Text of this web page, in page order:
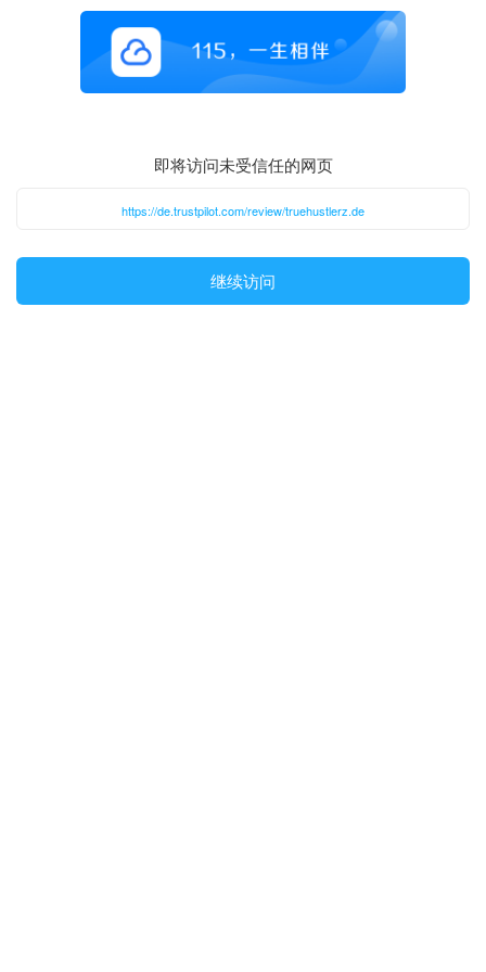
即将访问未受信任的网页
https://de.trustpilot.com/review/truehustlerz.de
继续访问